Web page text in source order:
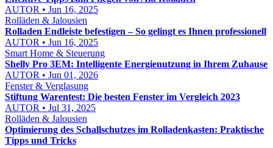
AUTOR • Jun 16, 2025
Rolläden & Jalousien
Rolladen Endleiste befestigen – So gelingt es Ihnen professionell
AUTOR • Jun 16, 2025
Smart Home & Steuerung
Shelly Pro 3EM: Intelligente Energienutzung in Ihrem Zuhause
AUTOR • Jun 01, 2026
Fenster & Verglasung
Stiftung Warentest: Die besten Fenster im Vergleich 2023
AUTOR • Jul 31, 2025
Rolläden & Jalousien
Optimierung des Schallschutzes im Rolladenkasten: Praktische
Tipps und Tricks